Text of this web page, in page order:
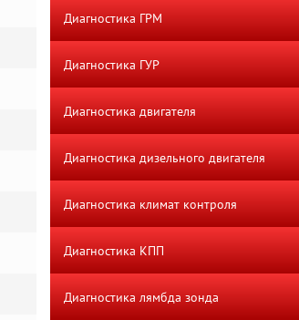
Диагностика ГРМ
Диагностика ГУР
Диагностика двигателя
Диагностика дизельного двигателя
Диагностика климат контроля
Диагностика КПП
Диагностика лямбда зонда